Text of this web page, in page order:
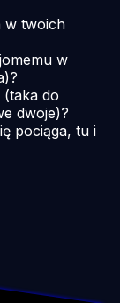
w twoich
w
do
dwoje)?
pociąga, tu i